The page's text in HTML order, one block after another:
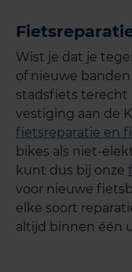
Wist je dat je
of nieuwe
stadsfiets terecht
vestiging aan de
fietsreparatie en
bikes als niet-
kunt dus bij onze
voor nieuwe
elke soort
altijd binnen één